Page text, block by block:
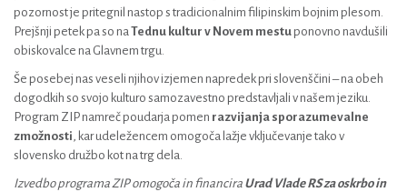
pozornost je pritegnil nastop s tradicionalnim filipinskim bojnim plesom.
Prejšnji petek pa so naTednu kultur v Novem mestuponovno navdušili
obiskovalce na Glavnem trgu.
Še posebej nas veseli njihov izjemen napredek pri slovenščini – na obeh
dogodkih so svojo kulturo samozavestno predstavljali v našem jeziku.
Program ZIP namreč poudarja pomen razvijanja sporazumevalne
zmožnosti, kar udeležencem omogoča lažje vključevanje tako v
slovensko družbo kot na trg dela.
Izvedbo programa ZIP omogoča in financira Urad Vlade RS za oskrbo in